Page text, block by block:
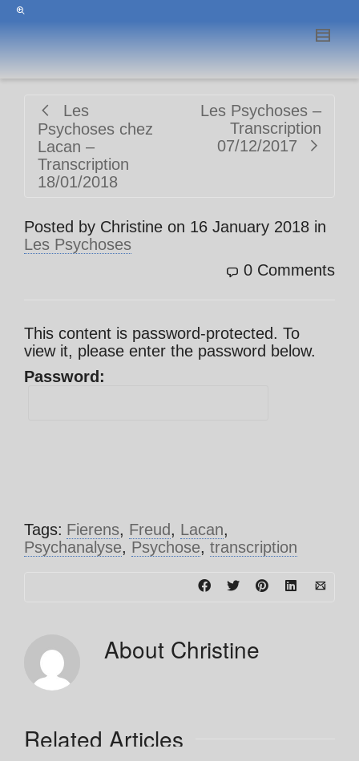
Les
Psychoses chez
Lacan –
Transcription
18/01/2018
Les Psychoses –
Transcription
07/12/2017
Posted by Christine on 16 January 2018 in
Les Psychoses
0 Comments
This content is password-protected. To
view it, please enter the password below.
Password:
Tags: Fierens, Freud, Lacan,
Psychanalyse, Psychose, transcription
About Christine
Related Articles